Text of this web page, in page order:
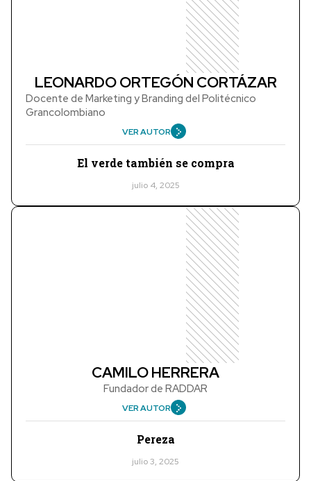
LEONARDO ORTEGÓN CORTÁZAR
Docente de Marketing y Branding del Politécnico
Grancolombiano
VER AUTOR
El verde también se compra
julio 4, 2025
CAMILO HERRERA
Fundador de RADDAR
VER AUTOR
Pereza
julio 3, 2025